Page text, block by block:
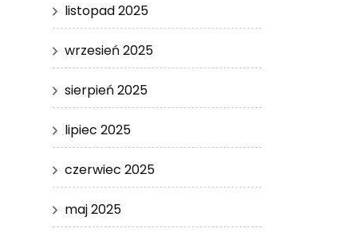
listopad 2025
wrzesień 2025
sierpień 2025
lipiec 2025
czerwiec 2025
maj 2025